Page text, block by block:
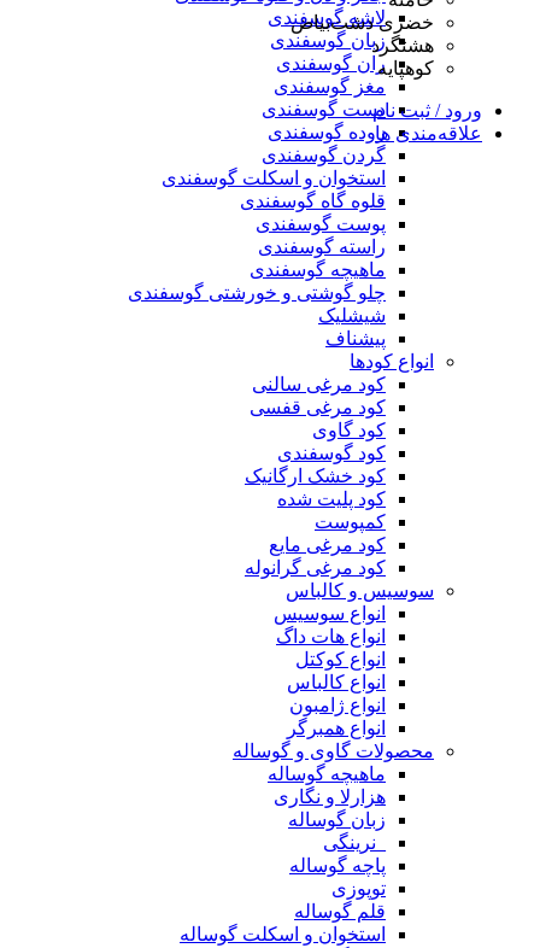
لاشه گوسفندی
زبان گوسفندی
ران گوسفندی
مغز گوسفندی
دست گوسفندی
روده گوسفندی
گردن گوسفندی
استخوان و اسکلت گوسفندی
قلوه گاه گوسفندی
پوست گوسفندی
راسته گوسفندی
ماهیچه گوسفندی
چلو گوشتی و خورشتی گوسفندی
شیشلیک
پیشناف
انواع کودها
کود مرغی سالنی
کود مرغی قفسی
کود گاوی
کود گوسفندی
کود خشک ارگانیک
کود پلیت شده
کمپوست
کود مرغی مایع
کود مرغی گرانوله
سوسیس و کالباس
انواع سوسیس
انواع هات داگ
انواع کوکتل
انواع کالباس
انواع ژامبون
انواع همبرگر
محصولات گاوی و گوساله
ماهیچه گوساله
هزارلا و نگاری
زبان گوساله
_نرینگی
پاچه گوساله
توپوزی
قلم گوساله
استخوان و اسکلت گوساله
خضری دشت‌بیاض
هشتگرد
کوهپایه
ورود / ثبت نام
علاقه‌مندی ها